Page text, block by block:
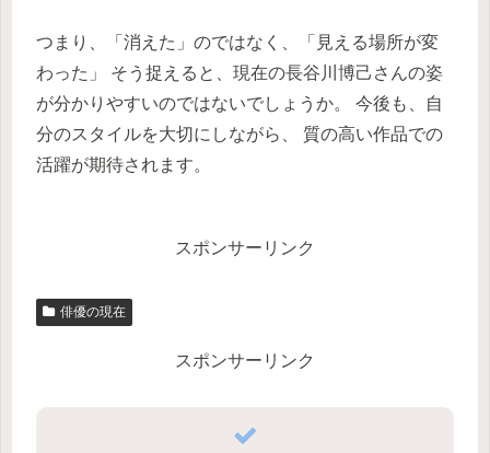
つまり、「消えた」のではなく、「見える場所が変
わった」 そう捉えると、現在の長谷川博己さんの姿
が分かりやすいのではないでしょうか。 今後も、自
分のスタイルを大切にしながら、 質の高い作品での
活躍が期待されます。
スポンサーリンク
俳優の現在
スポンサーリンク